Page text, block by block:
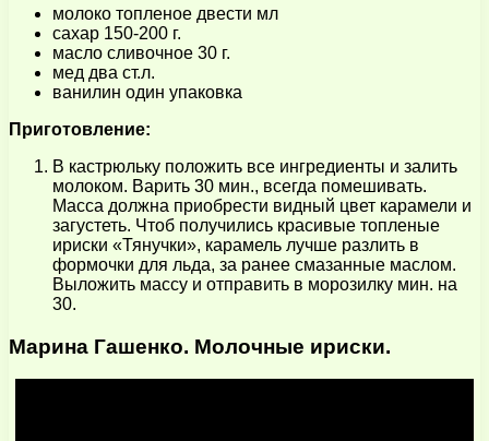
молоко топленое двести мл
сахар 150-200 г.
масло сливочное 30 г.
мед два ст.л.
ванилин один упаковка
Приготовление:
В кастрюльку положить все ингредиенты и залить
молоком. Варить 30 мин., всегда помешивать.
Масса должна приобрести видный цвет карамели и
загустеть. Чтоб получились красивые топленые
ириски «Тянучки», карамель лучше разлить в
формочки для льда, за ранее смазанные маслом.
Выложить массу и отправить в морозилку мин. на
30.
Марина Гашенко. Молочные ириски.